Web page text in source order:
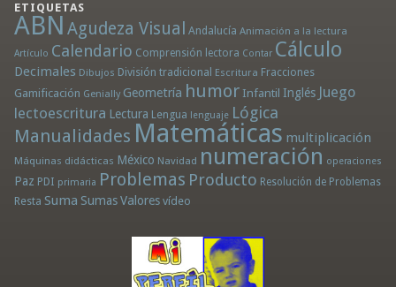
ETIQUETAS
ABN Agudeza Visual Andalucía Animación a la lectura
Artículo Calendario Comprensión lectora Contar Cálculo
Decimales Dibujos División tradicional Escritura Fracciones
Gamificación Genially Geometría humor Infantil Inglés Juego
lectoescritura Lectura Lengua lenguaje Lógica
Manualidades Matemáticas multiplicación
Máquinas didácticas México Navidad numeración operaciones
Paz PDI primaria Problemas Producto Resolución de Problemas
Resta Suma Sumas Valores vídeo